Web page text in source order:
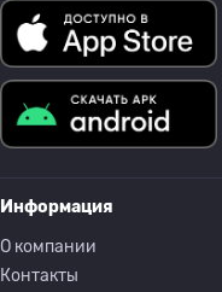
Информация
О компании
Контакты